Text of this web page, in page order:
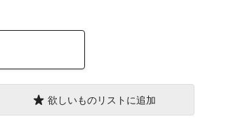
欲しいものリストに追加